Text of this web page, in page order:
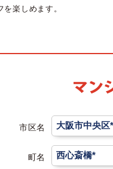
楽しめます。
市区名
町名